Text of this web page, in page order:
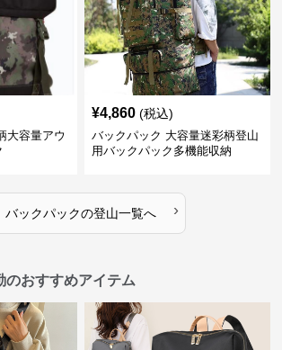
大容量アウ
¥4,860 (税込)
バックパック 大容量迷彩柄登山
用バックパック多機能収納
バックパックの登山一覧へ ›
のおすすめアイテム